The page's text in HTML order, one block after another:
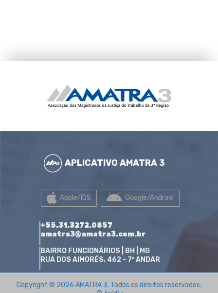
APLICATIVO AMATRA 3
Apple/IOS Google/Android
+55.31.3272.0857
amatra3@amatra3.com.br
BAIRRO FUNCIONÁRIOS | BH | MG
RUA DOS AIMORÉS, 462 - 7º ANDAR
Copyright © 2026 AMATRA 3. Todos os direitos reservados.